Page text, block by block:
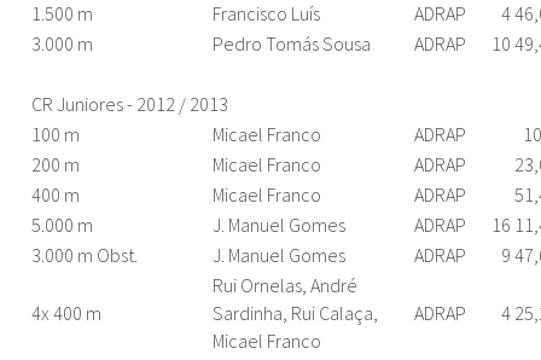
1.500 m
Francisco Luís ADRAP
4
3.000 m
Pedro Tomás Sousa ADRAP 10
CR Juniores - 2012 / 2013
100 m
Micael Franco ADRAP
200 m
Micael Franco ADRAP
400 m
Micael Franco ADRAP
5.000 m
J. Manuel Gomes ADRAP
16
3.000 m Obst.
J. Manuel Gomes ADRAP 9
4x 400 m
Rui Ornelas, André
Sardinha, Rui Calaça,
Micael Franco
ADRAP 4